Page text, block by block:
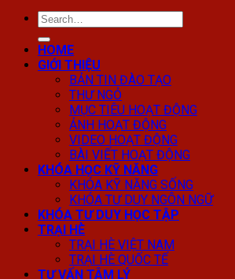
HOME
GIỚI THIỆU
BẢN TIN ĐÀO TẠO
THƯ NGỎ
MỤC TIÊU HOẠT ĐỘNG
ẢNH HOẠT ĐỘNG
VIDEO HOẠT ĐỘNG
BÀI VIẾT HOẠT ĐỘNG
KHÓA HỌC KỸ NĂNG
KHÓA KỸ NĂNG SỐNG
KHÓA TƯ DUY NGÔN NGỮ
KHÓA TƯ DUY HỌC TẬP
TRẠI HÈ
TRẠI HÈ VIỆT NAM
TRẠI HÈ QUỐC TẾ
TƯ VẤN TÂM LÝ